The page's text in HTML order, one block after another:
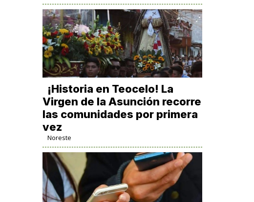
​¡Historia en Teocelo! La
Virgen de la Asunción recorre
las comunidades por primera
vez
Noreste